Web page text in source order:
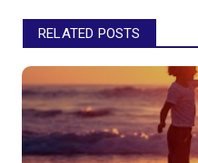
RELATED POSTS